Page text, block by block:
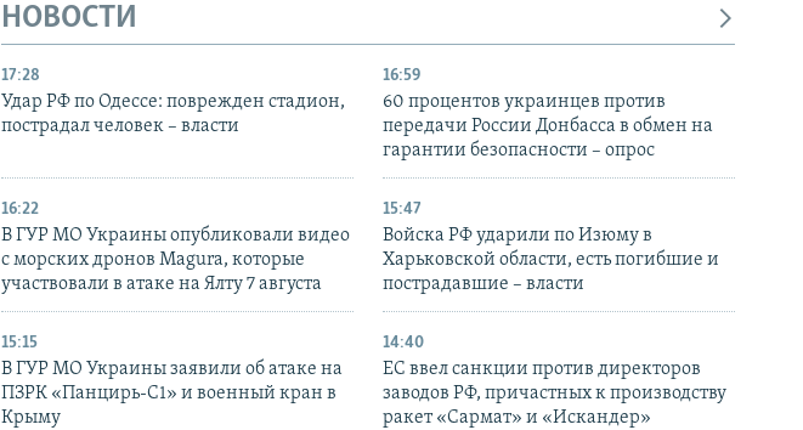
НОВОСТИ
17:28
Удар РФ по Одессе: поврежден стадион,
пострадал человек – власти
16:59
60 процентов украинцев против
передачи России Донбасса в обмен на
гарантии безопасности – опрос
16:22
В ГУР МО Украины опубликовали видео
с морских дронов Magura, которые
участвовали в атаке на Ялту 7 августа
15:47
Войска РФ ударили по Изюму в
Харьковской области, есть погибшие и
пострадавшие – власти
15:15
В ГУР МО Украины заявили об атаке на
ПЗРК «Панцирь-С1» и военный кран в
Крыму
14:40
ЕС ввел санкции против директоров
заводов РФ, причастных к производству
ракет «Сармат» и «Искандер»